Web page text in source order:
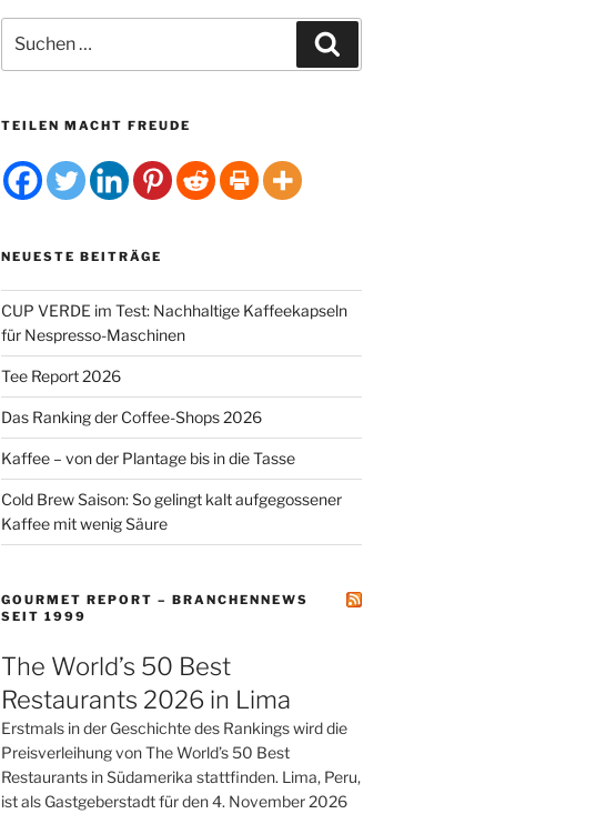
nach:
TEILEN MACHT FREUDE
NEUESTE BEITRÄGE
CUP VERDE im Test: Nachhaltige Kaffeekapseln
für Nespresso-Maschinen
Tee Report 2026
Das Ranking der Coffee-Shops 2026
Kaffee – von der Plantage bis in die Tasse
Cold Brew Saison: So gelingt kalt aufgegossener
Kaffee mit wenig Säure
GOURMET REPORT – BRANCHENNEWS
SEIT 1999
The World’s 50 Best
Restaurants 2026 in Lima
Erstmals in der Geschichte des Rankings wird die
Preisverleihung von The World’s 50 Best
Restaurants in Südamerika stattfinden. Lima, Peru,
ist als Gastgeberstadt für den 4. November 2026